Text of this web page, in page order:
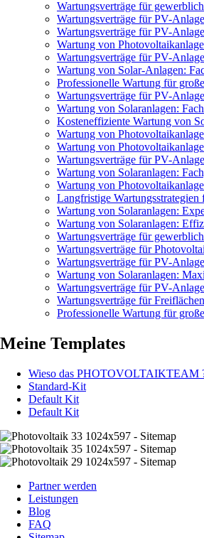
Wartungsverträge für
Wartungsverträge für PV-
Wartungsverträge für PV-
Wartung von
Wartungsverträge für PV-
Wartung von Solar-Anlagen:
Professionelle Wartung für
Wartungsverträge für PV-
Wartung von Solaranlagen:
Kosteneffiziente Wartung von
Wartung von
Wartung von
Wartungsverträge für PV-
Wartung von Solaranlagen:
Wartung von
Langfristige
Wartung von Solaranlagen:
Wartung von Solaranlagen:
Wartungsverträge für
Wartungsverträge für
Wartungsverträge für PV-
Wartung von Solaranlagen:
Wartungsverträge für PV-
Wartungsverträge für
Professionelle Wartung für
Meine Templates
Wieso das PHOTOVOLTAIKTEAM
Standard-Kit
Default Kit
Default Kit
Partner werden
Leistungen
Blog
FAQ